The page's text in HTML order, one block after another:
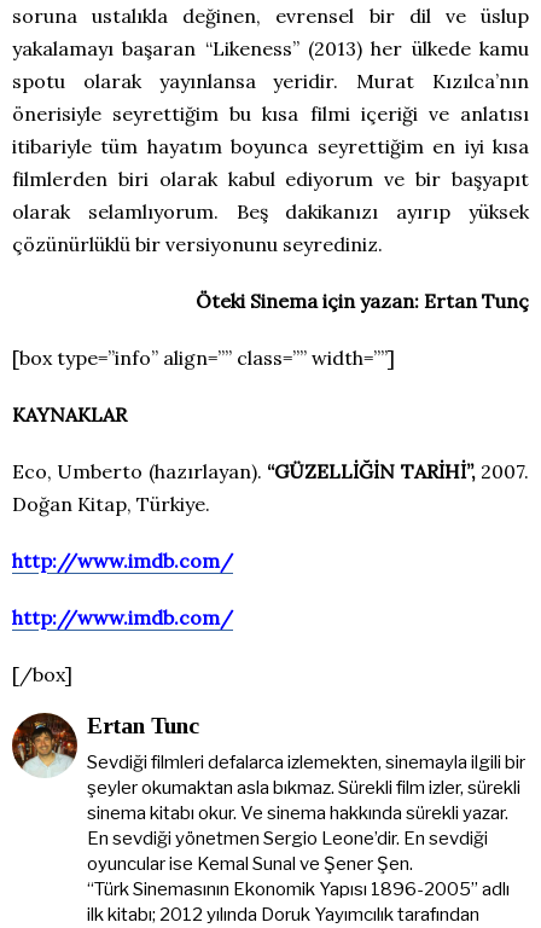
soruna ustalıkla değinen, evrensel bir dil ve üslup
yakalamayı başaran “Likeness” (2013) her ülkede kamu
spotu olarak yayınlansa yeridir. Murat Kızılca’nın
önerisiyle seyrettiğim bu kısa filmi içeriği ve anlatısı
itibariyle tüm hayatım boyunca seyrettiğim en iyi kısa
filmlerden biri olarak kabul ediyorum ve bir başyapıt
olarak selamlıyorum. Beş dakikanızı ayırıp yüksek
çözünürlüklü bir versiyonunu seyrediniz.
Öteki Sinema için yazan: Ertan Tunç
[box type=”info” align=”” class=”” width=””]
KAYNAKLAR
Eco, Umberto (hazırlayan). “GÜZELLİĞİN TARİHİ”,2007.
Doğan Kitap, Türkiye.
http://www.imdb.com/
http://www.imdb.com/
[/box]
Ertan Tunc
Sevdiği filmleri defalarca izlemekten, sinemayla ilgili bir
şeyler okumaktan asla bıkmaz. Sürekli film izler, sürekli
sinema kitabı okur. Ve sinema hakkında sürekli yazar.
En sevdiği yönetmen Sergio Leone’dir. En sevdiği
oyuncular ise Kemal Sunal ve Şener Şen.
“Türk Sinemasının Ekonomik Yapısı 1896-2005” adlı
ilk kitabı; 2012 yılında Doruk Yayımcılık tarafından